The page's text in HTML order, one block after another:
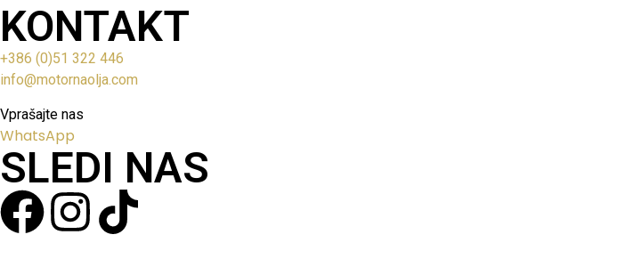
KONTAKT
+386 (0)51 322 446
info@motornaolja.com
Vprašajte nas
WhatsApp
SLEDI NAS